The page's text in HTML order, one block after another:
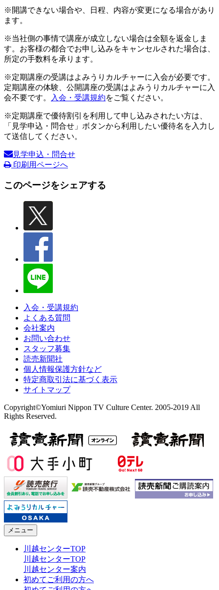
※開講できない場合や、日程、内容が変更になる場合があり
ます。
※当社側の事情で講座が成立しない場合は全額を返金しま
す。お客様の都合でお申し込みをキャンセルされた場合は、
所定の手数料を承ります。
※定期講座の受講はよみうりカルチャーに入会が必要です。
定期講座の体験、公開講座の受講はよみうりカルチャーに入
会不要です。
入会・受講規約をご覧ください。
※定期講座で優待割引を利用して申し込みされたい方は、
「見学申込・問合せ」ボタンから利用したい優待名を入力し
て送信してください。
見学申込・問合せ
印刷用ページへ
このページをシェアする
入会・受講規約
よくある質問
会社案内
お問い合わせ
スタッフ募集
読売新聞社
個人情報保護方針など
特定商取引法に基づく表示
サイトマップ
Copyright©Yomiuri Nippon TV Culture Center. 2005-2019 All
Rights Reserved.
メニュー
川越センターTOP
川越センターTOP
川越センター案内
初めてご利用の方へ